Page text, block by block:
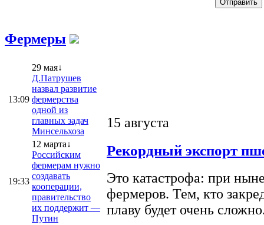
Фермеры
13:09
29 мая↓
Д.Патрушев
назвал развитие
фермерства
одной из
главных задач
Минсельхоза
19:33
12 марта↓
Российским
фермерам нужно
создавать
кооперации,
правительство
их поддержит —
Путин
15 августа
Рекордный экспорт
Это катастрофа: при
фермеров. Тем, кто
плаву будет очень